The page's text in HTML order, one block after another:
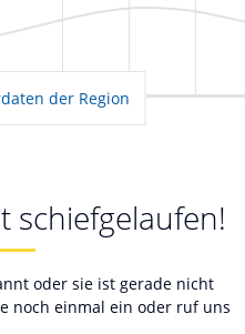
der Region
schiefgelaufen!
oder sie ist gerade nicht
noch einmal ein oder ruf uns